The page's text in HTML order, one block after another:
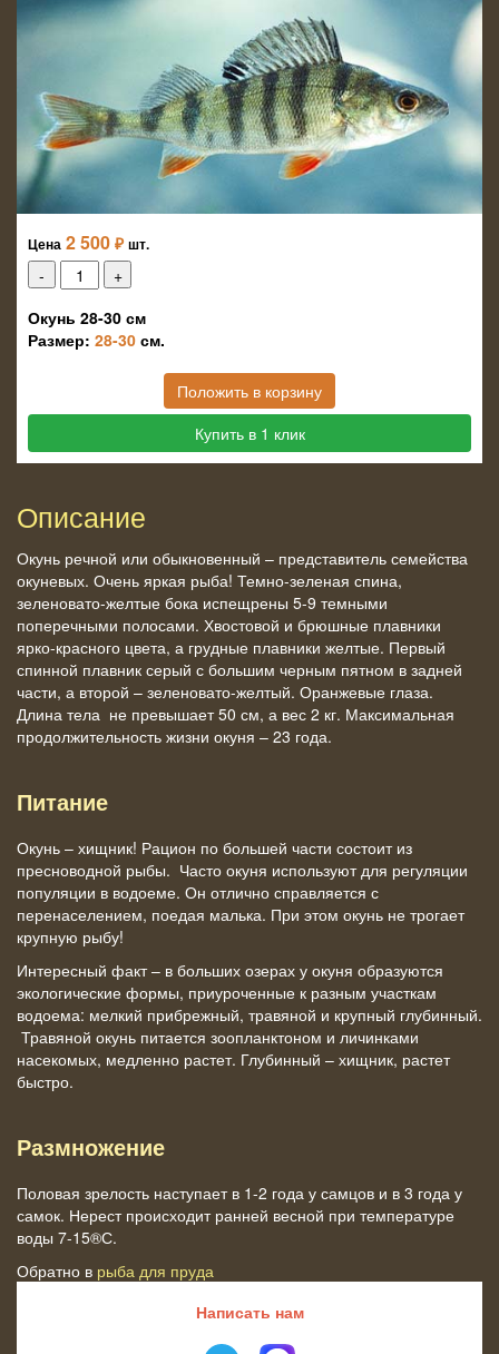
Цена 2 500 ₽ шт.
Окунь 28-30 см
Размер: 28-30 см.
Положить в корзину
Купить в 1 клик
Описание
Окунь речной или обыкновенный – представитель семейства
окуневых. Очень яркая рыба! Темно-зеленая спина,
зеленовато-желтые бока испещрены 5-9 темными
поперечными полосами. Хвостовой и брюшные плавники
ярко-красного цвета, а грудные плавники желтые. Первый
спинной плавник серый с большим черным пятном в задней
части, а второй – зеленовато-желтый. Оранжевые глаза.
Длина тела не превышает 50 см, а вес 2 кг. Максимальная
продолжительность жизни окуня – 23 года.
Питание
Окунь – хищник! Рацион по большей части состоит из
пресноводной рыбы. Часто окуня используют для регуляции
популяции в водоеме. Он отлично справляется с
перенаселением, поедая малька. При этом окунь не трогает
крупную рыбу!
Интересный факт – в больших озерах у окуня образуются
экологические формы, приуроченные к разным участкам
водоема: мелкий прибрежный, травяной и крупный глубинный.
Травяной окунь питается зоопланктоном и личинками
насекомых, медленно растет. Глубинный – хищник, растет
быстро.
Размножение
Половая зрелость наступает в 1-2 года у самцов и в 3 года у
самок. Нерест происходит ранней весной при температуре
воды 7-15®С.
Обратно в рыба для пруда
Написать нам